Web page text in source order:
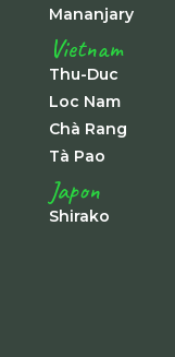
Mananjary
Vietnam
Thu-Duc
Loc Nam
Chà Rang
Tà Pao
Japon
Shirako